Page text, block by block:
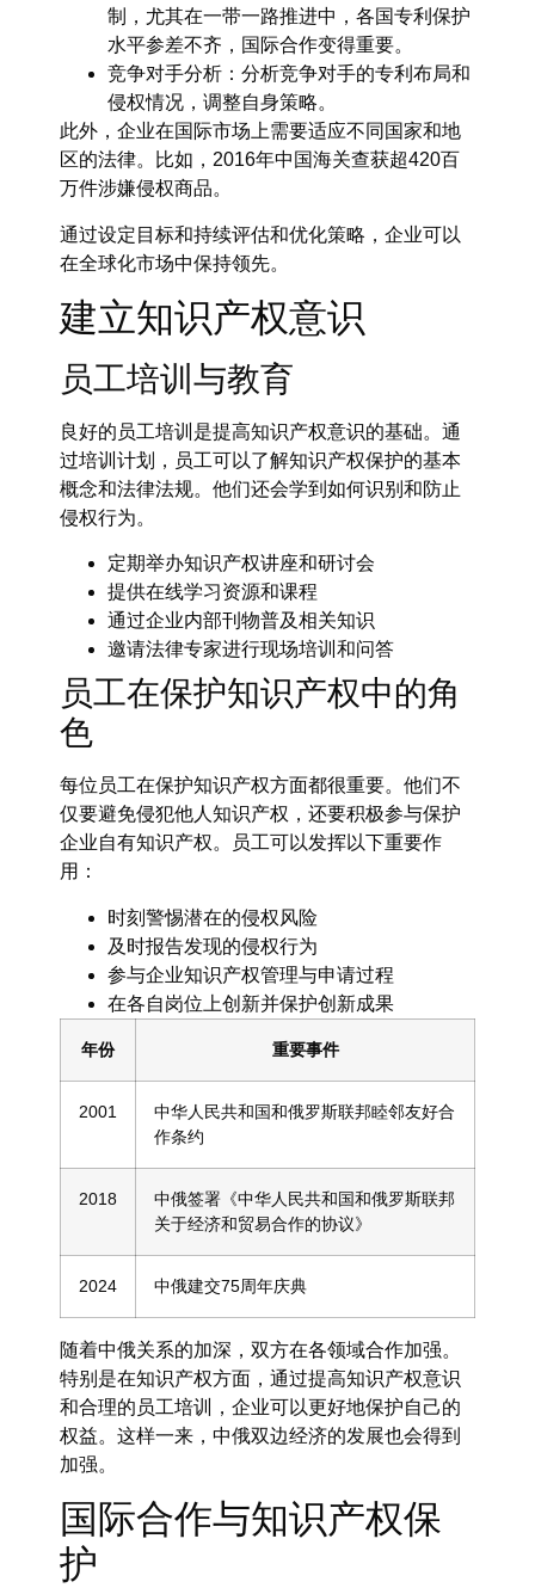
制，尤其在一带一路推进中，各国专利保护
水平参差不齐，国际合作变得重要。
竞争对手分析：分析竞争对手的专利布局和
侵权情况，调整自身策略。
此外，企业在国际市场上需要适应不同国家和地
区的法律。比如，2016年中国海关查获超420百
万件涉嫌侵权商品。
通过设定目标和持续评估和优化策略，企业可以
在全球化市场中保持领先。
建立知识产权意识
员工培训与教育
良好的 员工培训 是提高知识产权意识的基础。通
过培训计划，员工可以了解知识产权保护的基本
概念和法律法规。他们还会学到如何识别和防止
侵权行为。
定期举办知识产权讲座和研讨会
提供在线学习资源和课程
通过企业内部刊物普及相关知识
邀请法律专家进行现场培训和问答
员工在保护知识产权中的角
色
每位员工在保护知识产权方面都很重要。他们不
仅要避免侵犯他人知识产权，还要积极参与保护
企业自有知识产权。员工可以发挥以下重要作
用：
时刻警惕潜在的侵权风险
及时报告发现的侵权行为
参与企业知识产权管理与申请过程
在各自岗位上创新并保护创新成果
年份 重要事件
2001
中华人民共和国和俄罗斯联邦睦邻友好合
作条约
2018
中俄签署《中华人民共和国和俄罗斯联邦
关于经济和贸易合作的协议》
2024 中俄建交75周年庆典
随着中俄关系的加深，双方在各领域合作加强。
特别是在知识产权方面，通过提高知识产权意识
和合理的 员工培训
，企业可以更好地保护自己的
权益。这样一来，中俄双边经济的发展也会得到
加强。
国际合作与知识产权保
护